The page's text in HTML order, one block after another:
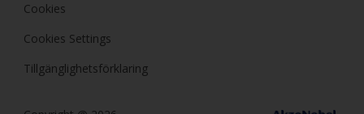
Cookies
Cookies Settings
Tillgänglighetsförklaring